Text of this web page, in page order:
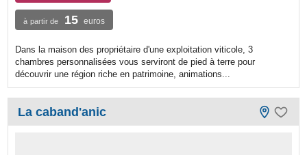
à partir de 15 euros
Dans la maison des propriétaire d'une exploitation viticole, 3
chambres personnalisées vous serviront de pied à terre pour
découvrir une région riche en patrimoine, animations...
La caband'anic